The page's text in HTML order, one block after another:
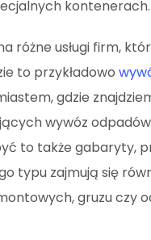
kontenerach.
różne usługi firm,
to przykładowo
gdzie
wywóz
to także gabaryty,
typu zajmują się
gruzu czy